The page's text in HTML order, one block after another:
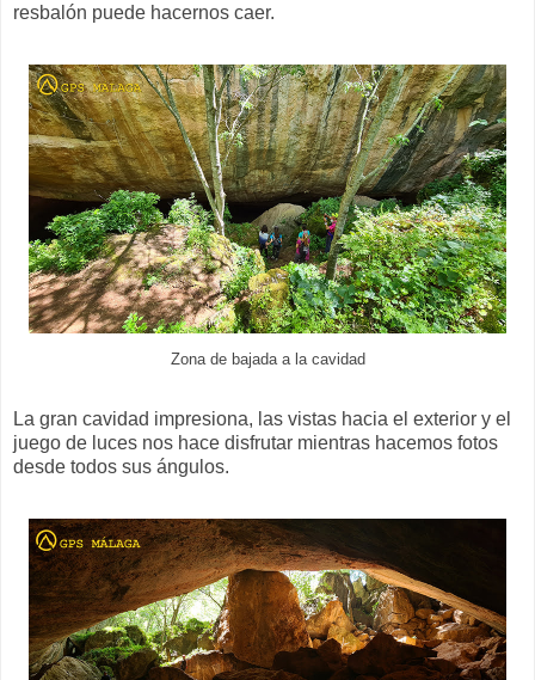
resbalón puede hacernos caer.
Zona de bajada a la cavidad
La gran cavidad impresiona, las vistas hacia el exterior y el
juego de luces nos hace disfrutar mientras hacemos fotos
desde todos sus ángulos.